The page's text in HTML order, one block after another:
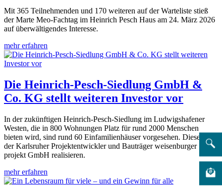
Mit 365 Teilnehmenden und 170 weiteren auf der Warteliste stieß
der Marte Meo-Fachtag im Heinrich Pesch Haus am 24. März 2026
auf überwältigendes Interesse.
mehr erfahren
Die Heinrich-Pesch-Siedlung GmbH &
Co. KG stellt weiteren Investor vor
In der zukünftigen Heinrich-Pesch-Siedlung im Ludwigshafener
Westen, die in 800 Wohnungen Platz für rund 2000 Menschen
bieten wird, sind rund 60 Einfamilienhäuser vorgesehen. Diese wird
der Karlsruher Projektentwickler und Bauträger weisenburger
projekt GmbH realisieren.
mehr erfahren